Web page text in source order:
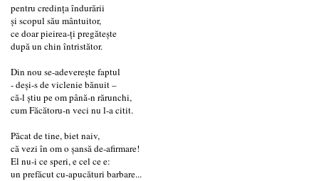
pentru credinţa îndurării
şi scopul său mântuitor,
ce doar pieirea-ţi pregăteşte
după un chin întristător.
Din nou se-adevereşte faptul
- deşi-s de viclenie bănuit –
că-l ştiu pe om până-n rărunchi,
cum Făcătoru-n veci nu l-a citit.
Păcat de tine, biet naiv,
că vezi în om o şansă de-afirmare!
El nu-i ce speri, e cel ce e:
un prefăcut cu-apucături barbare...